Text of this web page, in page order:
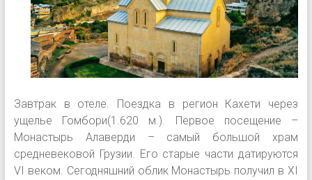
Завтрак в отеле. Поездка в регион Кахети через
ущелье Гомбори(1.620 м.). Первое посещение –
Монастырь Алаверди – самый большой храм
средневековой Грузии. Его старые части датируются
VI веком. Сегодняшний облик Монастырь получил в XI